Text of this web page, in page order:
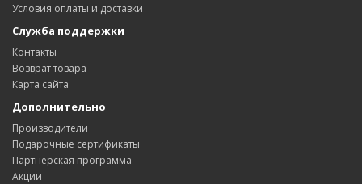
Условия оплаты и доставки
Служба поддержки
Контакты
Возврат товара
Карта сайта
Дополнительно
Производители
Подарочные сертификаты
Партнерская программа
Акции